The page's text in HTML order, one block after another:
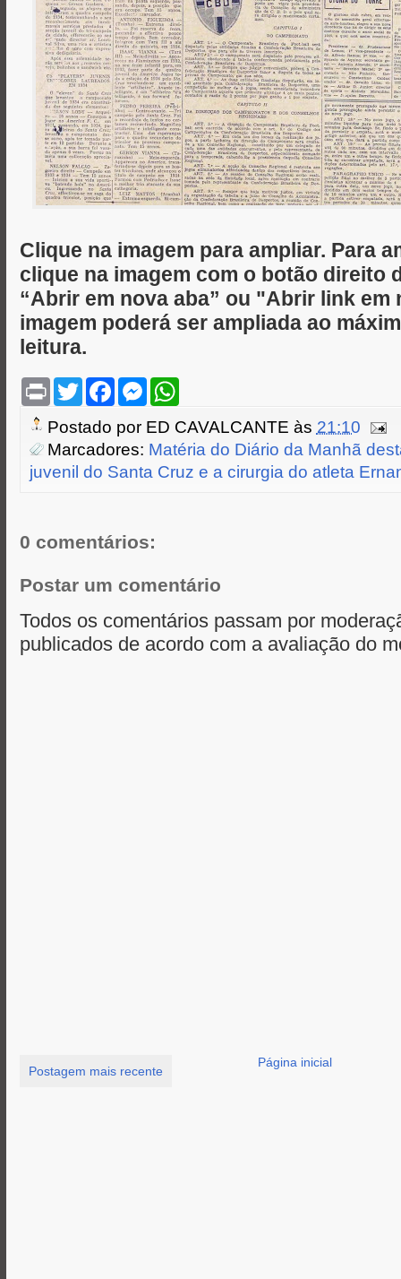
Clique na imagem para ampliar. Para
clique na imagem com o botão direito
“Abrir em nova aba” ou "Abrir link em
imagem poderá ser ampliada ao
leitura.
P
n
t
T
w
t
e
r
F
e
b
o
o
M
s
e
n
g
W
t
s
A
p
Postado por ED CAVALCANTE às 21:10
Marcadores: Matéria do Diário da Manhã
juvenil do Santa Cruz e a cirurgia do atleta
0 comentários:
Postar um comentário
Todos os comentários passam por
publicados de acordo com a avaliação do
Postagem mais recente
Página inicial